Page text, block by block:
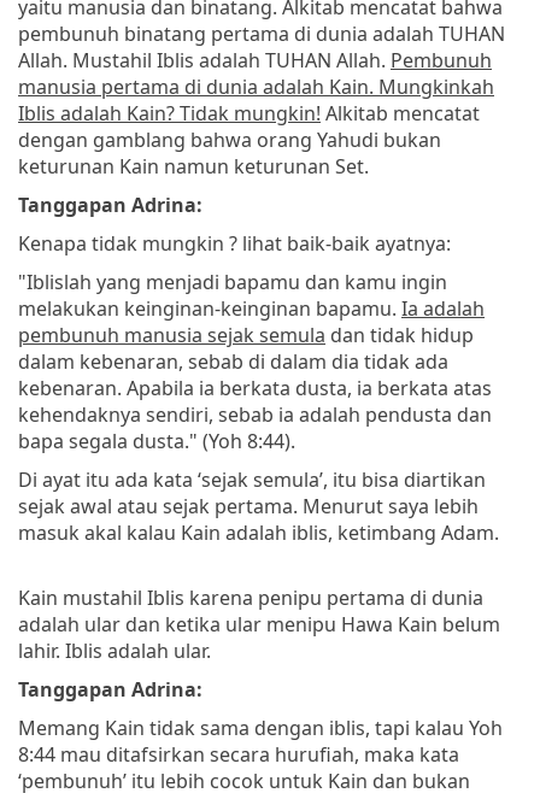
yaitu manusia dan binatang. Alkitab mencatat bahwa
pembunuh binatang pertama di dunia adalah TUHAN
Allah. Mustahil Iblis adalah TUHAN Allah. Pembunuh
manusia pertama di dunia adalah Kain. Mungkinkah
Iblis adalah Kain? Tidak mungkin! Alkitab mencatat
dengan gamblang bahwa orang Yahudi bukan
keturunan Kain namun keturunan Set.
Tanggapan Adrina:
Kenapa tidak mungkin ? lihat baik-baik ayatnya:
"Iblislah yang menjadi bapamu dan kamu ingin
melakukan keinginan-keinginan bapamu. Ia adalah
pembunuh manusia sejak semula dan tidak hidup
dalam kebenaran, sebab di dalam dia tidak ada
kebenaran. Apabila ia berkata dusta, ia berkata atas
kehendaknya sendiri, sebab ia adalah pendusta dan
bapa segala dusta." (Yoh 8:44).
Di ayat itu ada kata ‘sejak semula’, itu bisa diartikan
sejak awal atau sejak pertama. Menurut saya lebih
masuk akal kalau Kain adalah iblis, ketimbang Adam.
Kain mustahil Iblis karena penipu pertama di dunia
adalah ular dan ketika ular menipu Hawa Kain belum
lahir. Iblis adalah ular.
Tanggapan Adrina:
Memang Kain tidak sama dengan iblis, tapi kalau Yoh
8:44 mau ditafsirkan secara hurufiah, maka kata
‘pembunuh’ itu lebih cocok untuk Kain dan bukan